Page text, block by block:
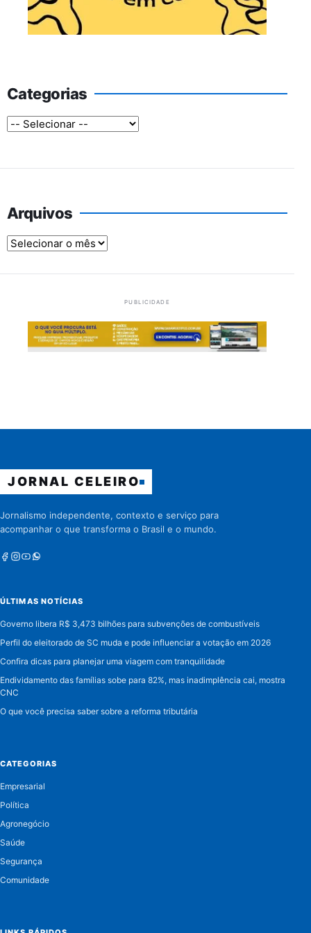
Categorias
Arquivos
Arquivos
PUBLICIDADE
JORNAL CELEIRO
Jornalismo independente, contexto e serviço para
acompanhar o que transforma o Brasil e o mundo.
Facebook
Instagram
Youtube
Whatsapp
ÚLTIMAS NOTÍCIAS
Governo libera R$ 3,473 bilhões para subvenções de combustíveis
Perfil do eleitorado de SC muda e pode influenciar a votação em 2026
Confira dicas para planejar uma viagem com tranquilidade
Endividamento das famílias sobe para 82%, mas inadimplência cai, mostra
CNC
O que você precisa saber sobre a reforma tributária
CATEGORIAS
Empresarial
Política
Agronegócio
Saúde
Segurança
Comunidade